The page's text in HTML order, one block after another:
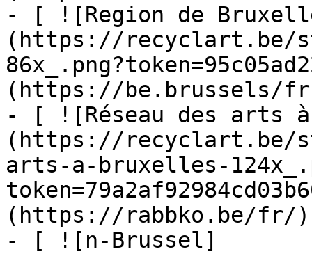
- [ ![Region de
(https://recyclart.be/
(https://be.brussels/
- [ ![Réseau des arts
(https://recyclart.be/
arts-a-bruxelles-
(https://rabbko.be/fr/)
- [ ![n-Brussel]